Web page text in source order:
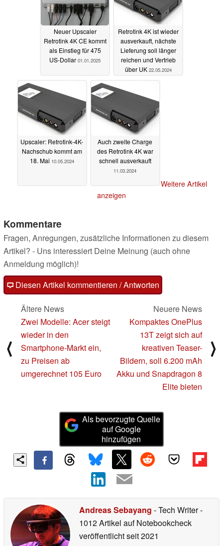
Neuer Upscaler
Retrotink 4K CE kommt
als Einstieg für 475
US-Dollar 01.01.2025
Retrotink 4K ist wieder
ausverkauft, nächste
Lieferung soll länger
reichen und Vertrieb
über UK 22.05.2024
Upscaler: Retrotink-4K-
Nachschub kommt am
18. Mai 10.05.2024
Auch zweite Charge
des Retrotink 4K war
schnell ausverkauft
11.03.2024
Weitere Artikel
anzeigen
Kommentare
Fragen, Anregungen, zusätzliche Informationen zu diesem
Artikel? - Uns interessiert Deine Meinung (auch ohne
Anmeldung möglich)!
Diesen Artikel kommentieren / Antworten
⟨
Ältere News
Zwei Modelle: Acer steigt
wieder in den
Smartphone-Markt ein,
zu Preisen ab
umgerechnet 105 Euro
Neuere News
Kompaktes OnePlus
13T zeigt sich auf
kreativen Teaser-
Bildern, soll 6.200 mAh
Akku und Snapdragon 8
Elite bieten
⟩
Als bevorzugte Quelle
auf Google
hinzufügen
Andreas Sebayang - Tech Writer-
1012 Artikel auf Notebookcheck
veröffentlichtseit 2021